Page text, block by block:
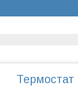
Термостат